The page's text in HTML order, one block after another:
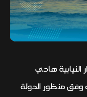
النيابية هادي
وفق منظور الدولة